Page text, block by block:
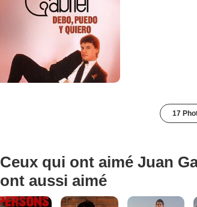
17
Ceux qui ont aimé Juan
ont aussi aimé